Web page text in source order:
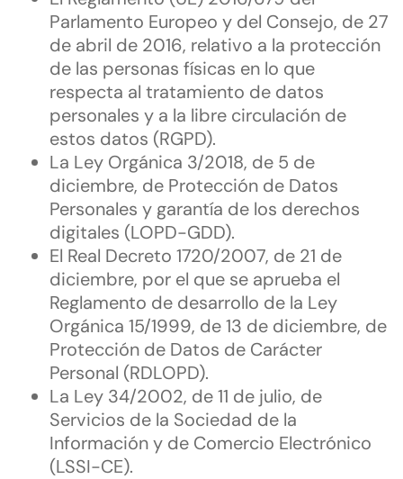
Parlamento Europeo y del Consejo, de 27
de abril de 2016, relativo a la protección
de las personas físicas en lo que
respecta al tratamiento de datos
personales y a la libre circulación de
estos datos (RGPD).
La Ley Orgánica 3/2018, de 5 de
diciembre, de Protección de Datos
Personales y garantía de los derechos
digitales (LOPD-GDD).
El Real Decreto 1720/2007, de 21 de
diciembre, por el que se aprueba el
Reglamento de desarrollo de la Ley
Orgánica 15/1999, de 13 de diciembre, de
Protección de Datos de Carácter
Personal (RDLOPD).
La Ley 34/2002, de 11 de julio, de
Servicios de la Sociedad de la
Información y de Comercio Electrónico
(LSSI-CE).